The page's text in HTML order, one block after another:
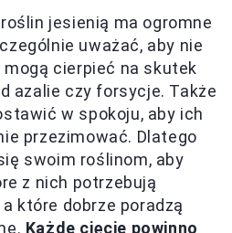
jesienią ma ogromne
uważać, aby nie
cierpieć na skutek
azalie czy forsycje. Także
w spokoju, aby ich
przezimować. Dlatego
swoim roślinom, aby
z nich potrzebują
które dobrze poradzą
Każde cięcie powinno